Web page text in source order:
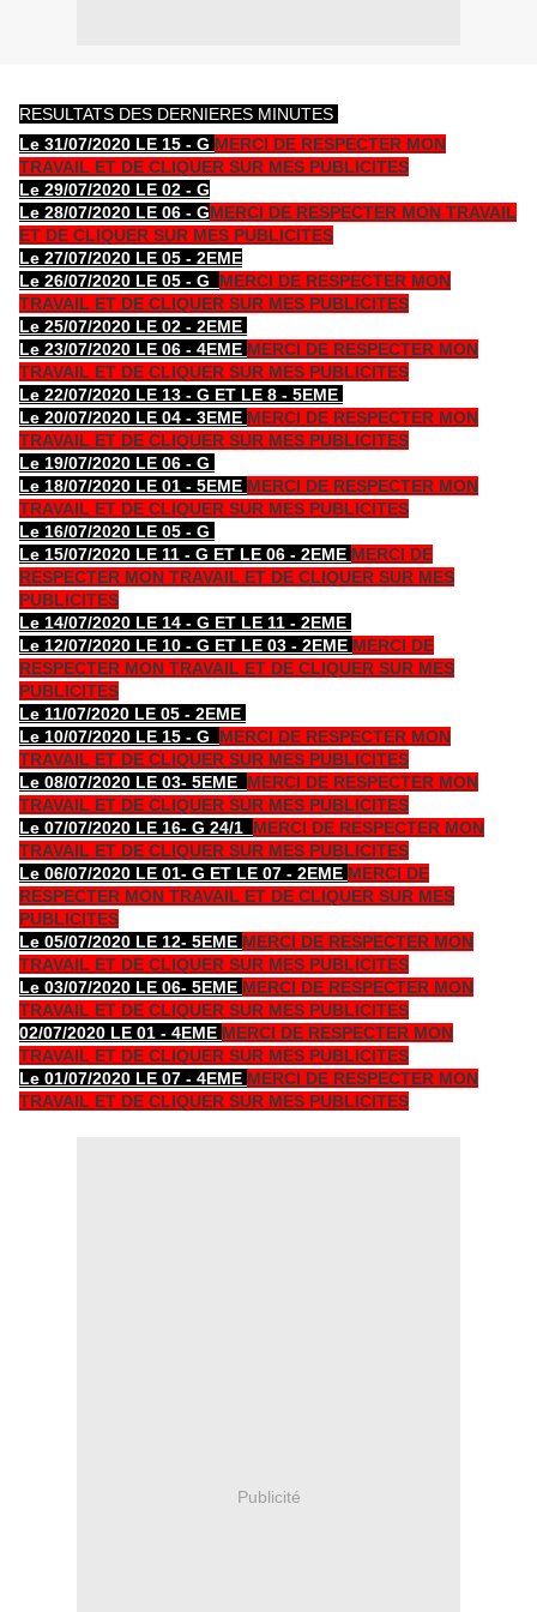
RESULTATS DES DERNIERES MINUTES
Le 31/07/2020 LE 15 - G MERCI DE RESPECTER MON
TRAVAIL ET DE CLIQUER SUR MES PUBLICITES
Le 29/07/2020 LE 02 - G
Le 28/07/2020 LE 06 - GMERCI DE RESPECTER MON TRAVAIL
ET DE CLIQUER SUR MES PUBLICITES
Le 27/07/2020 LE 05 - 2EME
Le 26/07/2020 LE 05 - G MERCI DE RESPECTER MON
TRAVAIL ET DE CLIQUER SUR MES PUBLICITES
Le 25/07/2020 LE 02 - 2EME
Le 23/07/2020 LE 06 - 4EME MERCI DE RESPECTER MON
TRAVAIL ET DE CLIQUER SUR MES PUBLICITES
Le 22/07/2020 LE 13 - G ET LE 8 - 5EME
Le 20/07/2020 LE 04 - 3EME MERCI DE RESPECTER MON
TRAVAIL ET DE CLIQUER SUR MES PUBLICITES
Le 19/07/2020 LE 06 - G
Le 18/07/2020 LE 01 - 5EME MERCI DE RESPECTER MON
TRAVAIL ET DE CLIQUER SUR MES PUBLICITES
Le 16/07/2020 LE 05 - G
Le 15/07/2020 LE 11 - G ET LE 06 - 2EME MERCI DE
RESPECTER MON TRAVAIL ET DE CLIQUER SUR MES
PUBLICITES
Le 14/07/2020 LE 14 - G ET LE 11 - 2EME
Le 12/07/2020 LE 10 - G ET LE 03 - 2EME MERCI DE
RESPECTER MON TRAVAIL ET DE CLIQUER SUR MES
PUBLICITES
Le 11/07/2020 LE 05 - 2EME
Le 10/07/2020 LE 15 - G MERCI DE RESPECTER MON
TRAVAIL ET DE CLIQUER SUR MES PUBLICITES
Le 08/07/2020 LE 03- 5EME MERCI DE RESPECTER MON
TRAVAIL ET DE CLIQUER SUR MES PUBLICITES
Le 07/07/2020 LE 16- G 24/1 MERCI DE RESPECTER MON
TRAVAIL ET DE CLIQUER SUR MES PUBLICITES
Le 06/07/2020 LE 01- G ET LE 07 - 2EME MERCI DE
RESPECTER MON TRAVAIL ET DE CLIQUER SUR MES
PUBLICITES
Le 05/07/2020 LE 12- 5EME MERCI DE RESPECTER MON
TRAVAIL ET DE CLIQUER SUR MES PUBLICITES
Le 03/07/2020 LE 06- 5EME MERCI DE RESPECTER MON
TRAVAIL ET DE CLIQUER SUR MES PUBLICITES
02/07/2020 LE 01 - 4EME MERCI DE RESPECTER MON
TRAVAIL ET DE CLIQUER SUR MES PUBLICITES
Le 01/07/2020 LE 07 - 4EME MERCI DE RESPECTER MON
TRAVAIL ET DE CLIQUER SUR MES PUBLICITES
Publicité